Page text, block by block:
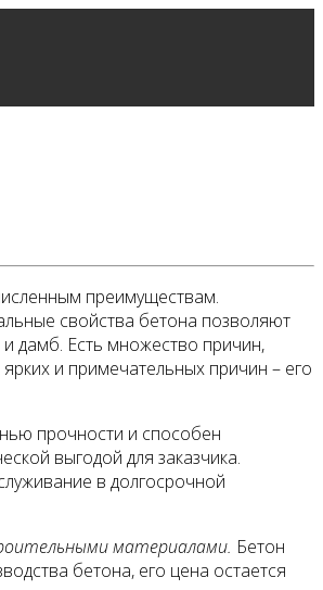
преимуществам.
свойства бетона позволяют
дамб. Есть множество причин,
и примечательных причин – его
прочности и способен
выгодой для заказчика.
в долгосрочной
материалами. Бетон
бетона, его цена остается